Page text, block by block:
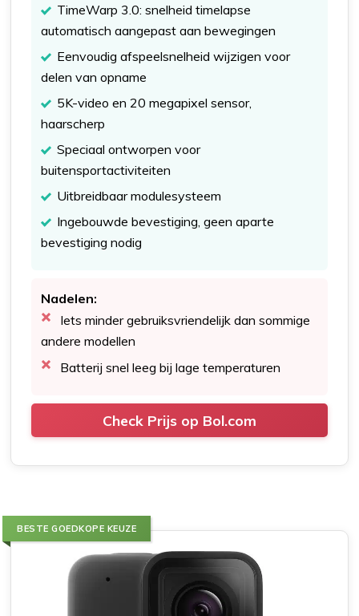
TimeWarp 3.0: snelheid timelapse
automatisch aangepast aan bewegingen
Eenvoudig afspeelsnelheid wijzigen voor
delen van opname
5K-video en 20 megapixel sensor,
haarscherp
Speciaal ontworpen voor
buitensportactiviteiten
Uitbreidbaar modulesysteem
Ingebouwde bevestiging, geen aparte
bevestiging nodig
Nadelen:
Iets minder gebruiksvriendelijk dan sommige
andere modellen
Batterij snel leeg bij lage temperaturen
Check Prijs op Bol.com
BESTE GOEDKOPE KEUZE